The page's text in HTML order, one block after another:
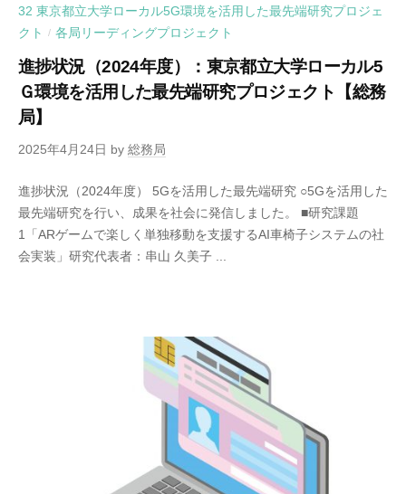
32 東京都立大学ローカル5G環境を活用した最先端研究プロジェ
クト
/ 各局リーディングプロジェクト
進捗状況（2024年度）：東京都立大学ローカル5
Ｇ環境を活用した最先端研究プロジェクト【総務
局】
2025年4月24日 by 総務局
進捗状況（2024年度） 5Gを活用した最先端研究 ○5Gを活用した
最先端研究を行い、成果を社会に発信しました。 ■研究課題
1「ARゲームで楽しく単独移動を支援するAI車椅子システムの社
会実装」研究代表者：串山 久美子 ...